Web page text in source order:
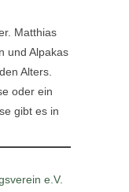
Matthias
und Alpakas
Alters.
oder ein
gibt es in
e.V.